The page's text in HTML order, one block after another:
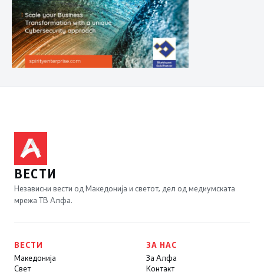
ВЕСТИ
Независни вести од Македонија и светот, дел од медиумската
мрежа ТВ Алфа.
ВЕСТИ
Македонија
Свет
ЗА НАС
За Алфа
Контакт